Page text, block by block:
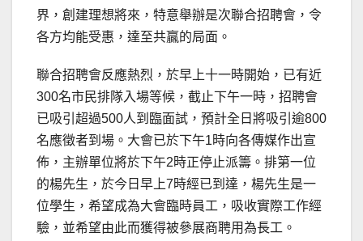
界，創建理想將來，特意舉辦是次聯合招聘會，令
各方均能受惠，達至共贏的局面。
聯合招聘會反應熱烈，於早上十一時開始，已有近
300名市民排隊入場等候，截止下午一時，招聘會
已吸引超過500人到臨面試，預計全日將吸引逾800
名應徵者到場。大會已於下午1時向各傳媒作出宣
佈，主辦單位將於下午2時正停止派籌。排第一位
的楊先生，於今日早上7時經已到達，楊先生是一
位學生，希望成為大會臨時員工，吸收實際工作經
驗，並希望由此而獲得被參展商聘用為長工。